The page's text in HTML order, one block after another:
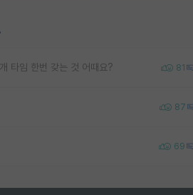
타임 한번 갖는 것 어때요? 81
87
69